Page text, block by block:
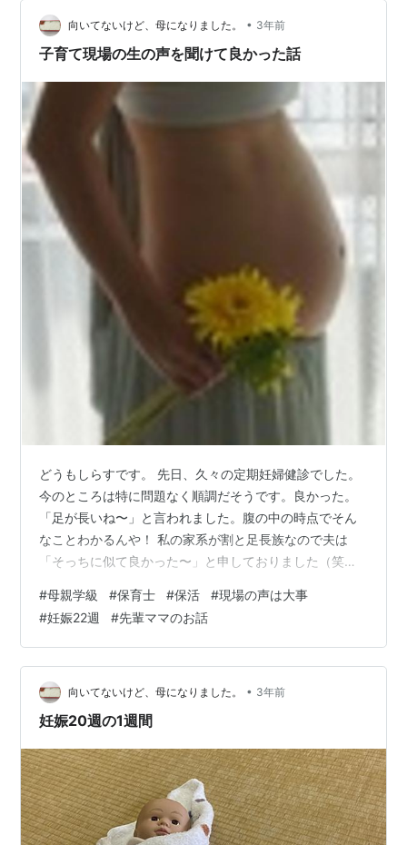
社して、夜早く帰れるようにしてくれているようだ。仕
事忙しいだろうに、ありがたい。「トツキトオ…
向いてないけど、母になりました。 • 3年前
子育て現場の生の声を聞けて良かった話
どうもしらすです。 先日、久々の定期妊婦健診でした。
今のところは特に問題なく順調だそうです。良かった。
「足が長いね〜」と言われました。腹の中の時点でそん
なことわかるんや！ 私の家系が割と足長族なので夫は
「そっちに似て良かった〜」と申しておりました（笑）
学級最終回にて さて先月で毎週怒涛のようにあった全3
回の母親学級が終わりました。 最終回の3回目では以前
母親学級に参加されていて、いま生後2~3ヶ月の子がい
る先輩ママ5名と円を囲んで話しする時間が設けられまし
た。 質問タイムも設けられました。 普段日本人って公の
場で挙手して質問する人って少…
#母親学級 #保育士 #保活 #現場の声は大事
#妊娠22週 #先輩ママのお話
向いてないけど、母になりました。 • 3年前
妊娠20週の1週間